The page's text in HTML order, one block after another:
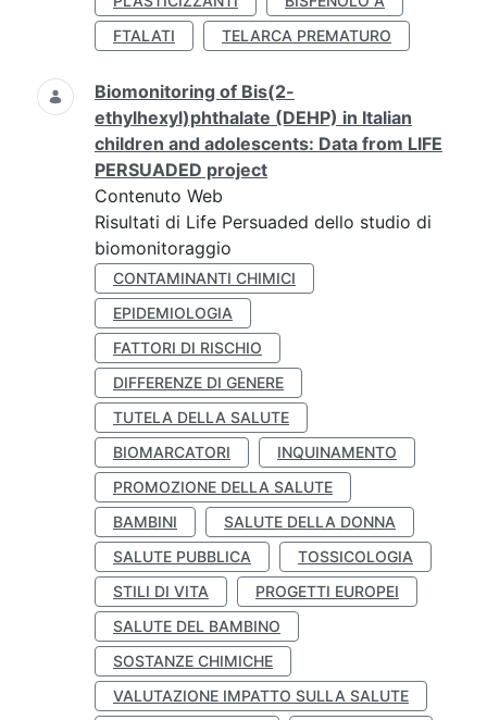
FTALATI
TELARCA PREMATURO
Biomonitoring of Bis(2-
ethylhexyl)phthalate (DEHP) in Italian
children and adolescents: Data from LIFE
PERSUADED project
Contenuto Web
Risultati di Life Persuaded dello studio di
biomonitoraggio
CONTAMINANTI CHIMICI
EPIDEMIOLOGIA
FATTORI DI RISCHIO
DIFFERENZE DI GENERE
TUTELA DELLA SALUTE
BIOMARCATORI
INQUINAMENTO
PROMOZIONE DELLA SALUTE
BAMBINI
SALUTE DELLA DONNA
SALUTE PUBBLICA
TOSSICOLOGIA
STILI DI VITA
PROGETTI EUROPEI
SALUTE DEL BAMBINO
SOSTANZE CHIMICHE
VALUTAZIONE IMPATTO SULLA SALUTE